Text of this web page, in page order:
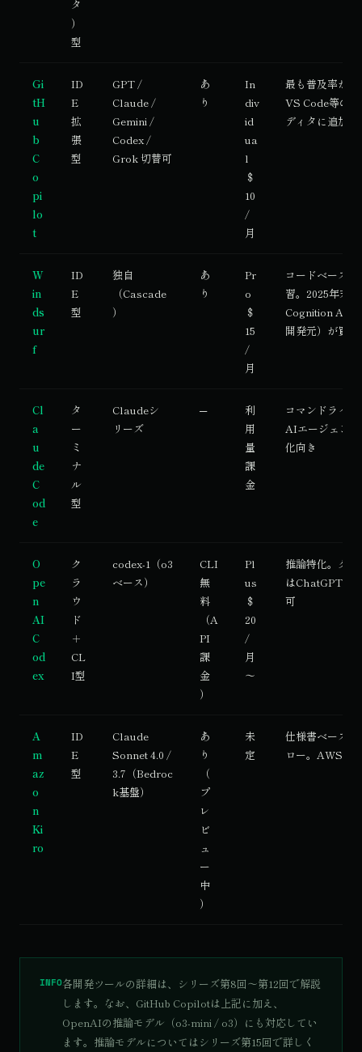
タ
）
型
Gi
tH
u
b
C
o
pi
lo
t
ID
E
拡
張
型
GPT /
Claude /
Gemini /
Codex /
Grok 切替可
あ
り
In
div
id
ua
l
＄
10
/
月
最も普及率が高
VS Code等の
ディタに追加
W
in
ds
ur
f
ID
E
型
独自
（Cascade
）
あ
り
Pr
o
＄
15
/
月
コードベース
習。2025年末に
Cognition AI（
開発元）が買収
Cl
a
u
de
C
od
e
タ
ー
ミ
ナ
ル
型
Claudeシ
リーズ
─
利
用
量
課
金
コマンドライ
AIエージェン
化向き
O
pe
n
AI
C
od
ex
ク
ラ
ウ
ド
＋
CL
I型
codex-1（o3
ベース）
CLI
無
料
（A
PI
課
金
）
Pl
us
＄
20
/
月
〜
推論特化。ク
はChatGPTか
可
A
m
az
o
n
Ki
ro
ID
E
型
Claude
Sonnet 4.0 /
3.7（Bedroc
k基盤）
あ
り
（
プ
レ
ビ
ュ
ー
中
）
未
定
仕様書ベースの
ロー。AWS連
INFO各開発ツールの詳細は、シリーズ第8回〜第12回で解説
します。なお、GitHub Copilotは上記に加え、
OpenAIの推論モデル（o3-mini / o3）にも対応してい
ます。推論モデルについてはシリーズ第15回で詳しく